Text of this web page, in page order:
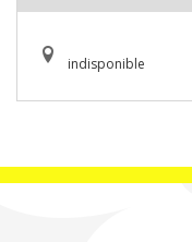
indisponible